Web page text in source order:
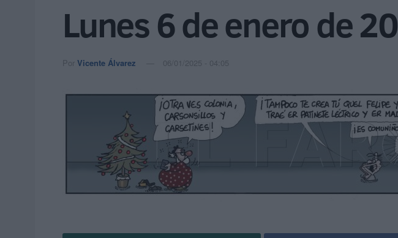
Lunes 6 de enero de
Por Vicente Álvarez 06/01/2025 - 04:05